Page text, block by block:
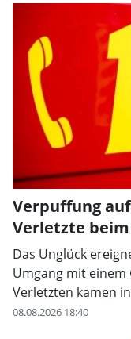
Verpuffung
Verletzte
Das Unglück
Umgang mit
Verletzten kamen
08.08.2026 18:40